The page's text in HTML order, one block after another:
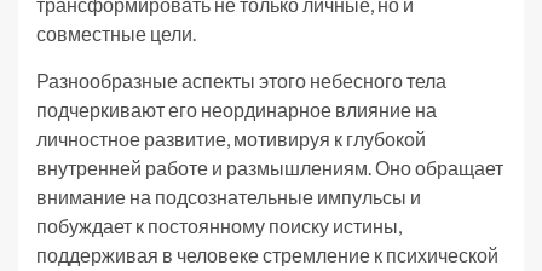
трансформировать не только личные, но и
совместные цели.
Разнообразные аспекты этого небесного тела
подчеркивают его неординарное влияние на
личностное развитие, мотивируя к глубокой
внутренней работе и размышлениям. Оно обращает
внимание на подсознательные импульсы и
побуждает к постоянному поиску истины,
поддерживая в человеке стремление к психической